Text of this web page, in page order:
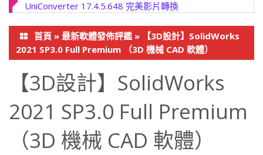
UniConverter 17.4.5.648 完美影片轉換
首頁 » 最新軟體發佈評鑑 »
【3D設計】SolidWorks
2021 SP3.0 Full Premium （3D 機械 CAD 軟體）
【3D設計】SolidWorks
2021 SP3.0 Full Premium
（3D 機械 CAD 軟體）